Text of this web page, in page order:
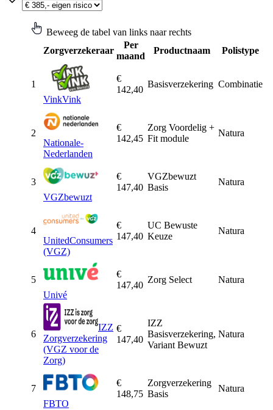
Beweeg de tabel van links naar rechts
Zorgverzekeraar
Per
maand
Productnaam Polistype
1
VinkVink
€
142,40
Basisverzekering Combinatie
2
Nationale-
Nederlanden
€
142,45
Zorg Voordelig +
Fit module
Natura
3
VGZbewuzt
€
147,40
VGZbewuzt
Basis
Natura
4
UnitedConsumers
(VGZ)
€
147,40
UC Bewuste
Keuze
Natura
5
Univé
€
147,40
Zorg Select Natura
6
IZZ
Zorgverzekering
(VGZ voor de
Zorg)
€
147,40
IZZ
Basisverzekering,
Variant Bewuzt
Natura
7
FBTO
€
148,75
Zorgverzekering
Basis
Natura